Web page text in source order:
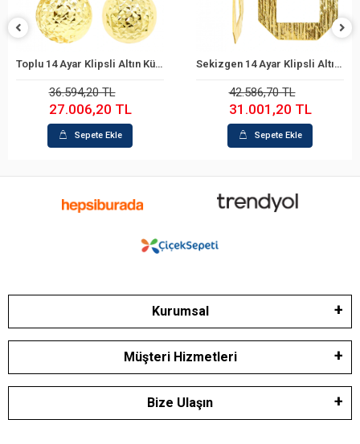
Sepete Ekle
Toplu 14 Ayar Klipsli Altın Küpe
36.594,20 TL
27.006,20 TL
Sepete Ekle
Sepete Ekle
Sekizgen 14 Ayar Klipsli Altın Küpe
42.586,70 TL
31.001,20 TL
Sepete Ekle
Kurumsal
Müşteri Hizmetleri
Bize Ulaşın